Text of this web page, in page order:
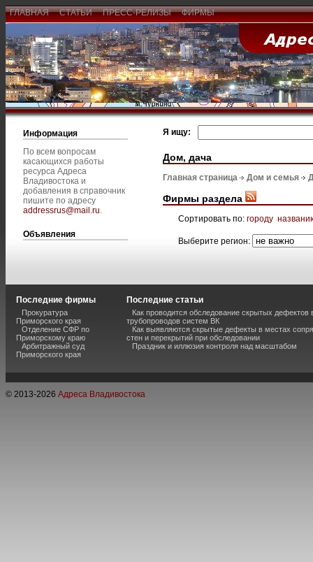
ГЛАВНАЯ СТАТЬИ ПРЕСС-РЕЛИЗЫ ФИРМЫ
Информация
По всем вопросам
касающихся работы
ресурса Адреса
Владивостока и
добавления в справочник
пишите по адресу
addressrus@mail.ru.
Объявления
Я ищу:
Дом, дача
Главная страница Дом и семья
Фирмы раздела
Сортировать по: городу
Выберите регион:
Последние фирмы
Прокуратура
Приморского края
Отделение СФР по
Приморскому краю
Арбитражный суд
Приморского края
Последние статьи
Как проводится обследование скрытых дефектов
трубопроводов систем ВК
Как выявляются скрытые дефекты в местах
стен и перекрытий при обследовании
Праздник и иллюзия контроля над масштабом
© 2013-2026 Адреса Владивостока